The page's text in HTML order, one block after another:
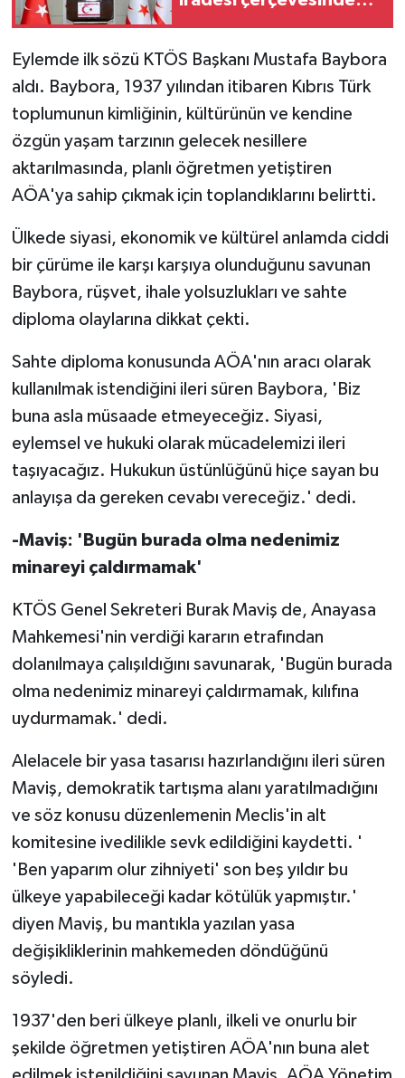
güzaf'
Eylemde ilk sözü KTÖS Başkanı Mustafa Baybora
aldı. Baybora, 1937 yılından itibaren Kıbrıs Türk
toplumunun kimliğinin, kültürünün ve kendine
özgün yaşam tarzının gelecek nesillere
aktarılmasında, planlı öğretmen yetiştiren
AÖA'ya sahip çıkmak için toplandıklarını belirtti.
Ülkede siyasi, ekonomik ve kültürel anlamda ciddi
bir çürüme ile karşı karşıya olunduğunu savunan
Baybora, rüşvet, ihale yolsuzlukları ve sahte
diploma olaylarına dikkat çekti.
Sahte diploma konusunda AÖA'nın aracı olarak
kullanılmak istendiğini ileri süren Baybora, 'Biz
buna asla müsaade etmeyeceğiz. Siyasi,
eylemsel ve hukuki olarak mücadelemizi ileri
taşıyacağız. Hukukun üstünlüğünü hiçe sayan bu
anlayışa da gereken cevabı vereceğiz.' dedi.
-Maviş: 'Bugün burada olma nedenimiz
minareyi çaldırmamak'
KTÖS Genel Sekreteri Burak Maviş de, Anayasa
Mahkemesi'nin verdiği kararın etrafından
dolanılmaya çalışıldığını savunarak, 'Bugün burada
olma nedenimiz minareyi çaldırmamak, kılıfına
uydurmamak.' dedi.
Alelacele bir yasa tasarısı hazırlandığını ileri süren
Maviş, demokratik tartışma alanı yaratılmadığını
ve söz konusu düzenlemenin Meclis'in alt
komitesine ivedilikle sevk edildiğini kaydetti. '
'Ben yaparım olur zihniyeti' son beş yıldır bu
ülkeye yapabileceği kadar kötülük yapmıştır.'
diyen Maviş, bu mantıkla yazılan yasa
değişikliklerinin mahkemeden döndüğünü
söyledi.
1937'den beri ülkeye planlı, ilkeli ve onurlu bir
şekilde öğretmen yetiştiren AÖA'nın buna alet